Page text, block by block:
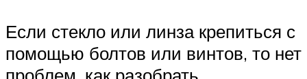
Если стекло или линза крепиться с
помощью болтов или винтов, то нет